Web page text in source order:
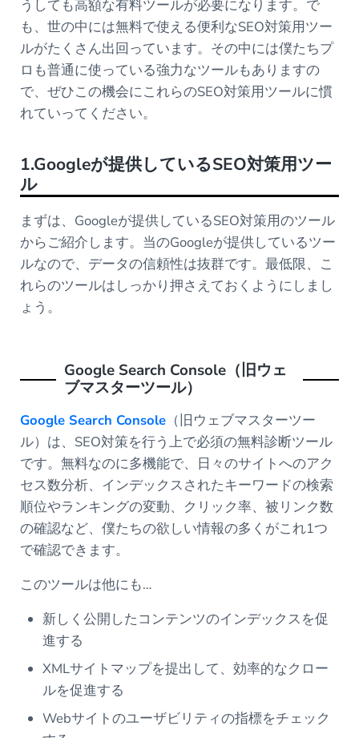
うしても高額な有料ツールが必要になります。で
も、世の中には無料で使える便利なSEO対策用ツー
ルがたくさん出回っています。その中には僕たちプ
ロも普通に使っている強力なツールもありますの
で、ぜひこの機会にこれらのSEO対策用ツールに慣
れていってください。
1.Googleが提供しているSEO対策用ツー
ル
まずは、Googleが提供しているSEO対策用のツール
からご紹介します。当のGoogleが提供しているツー
ルなので、データの信頼性は抜群です。最低限、こ
れらのツールはしっかり押さえておくようにしまし
ょう。
Google Search Console（旧ウェ
ブマスターツール）
Google Search Console（旧ウェブマスターツー
ル）は、SEO対策を行う上で必須の無料診断ツール
です。無料なのに多機能で、日々のサイトへのアク
セス数分析、インデックスされたキーワードの検索
順位やランキングの変動、クリック率、被リンク数
の確認など、僕たちの欲しい情報の多くがこれ1つ
で確認できます。
このツールは他にも…
新しく公開したコンテンツのインデックスを促
進する
XMLサイトマップを提出して、効率的なクロー
ルを促進する
Webサイトのユーザビリティの指標をチェック